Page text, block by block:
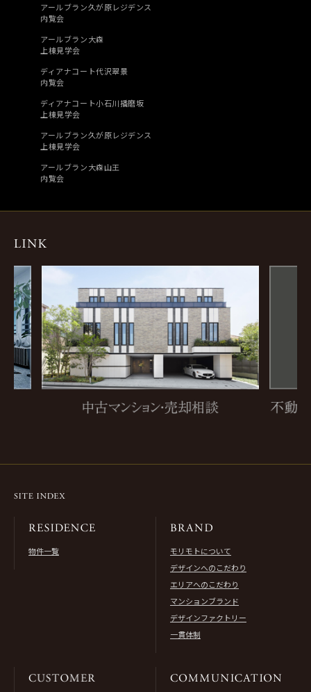
アールブラン久が原レジデンス
内覧会
アールブラン大森
上棟見学会
ディアナコート代沢翠景
内覧会
ディアナコート小石川播磨坂
上棟見学会
アールブラン久が原レジデンス
上棟見学会
アールブラン大森山王
内覧会
物件一覧
モリモトについて
デザインへのこだわり
エリアへのこだわり
マンションブランド
デザインファクトリー
一貫体制